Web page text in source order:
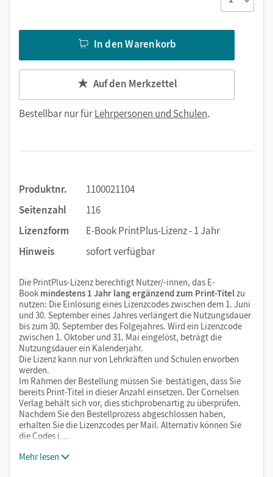
In den Warenkorb
Auf den Merkzettel
Bestellbar nur fürLehrpersonen und Schulen.
Produktnr.
1100021104
Seitenzahl
116
Lizenzform
E-Book PrintPlus-Lizenz - 1 Jahr
Hinweis
sofort verfügbar
Die PrintPlus-Lizenz berechtigt Nutzer/-innen, das E-
Book mindestens 1 Jahr lang ergänzend zum Print-Titelzu
nutzen: Die Einlösung eines Lizenzcodes zwischen dem 1. Juni
und 30. September eines Jahres verlängert die Nutzungsdauer
bis zum 30. September des Folgejahres. Wird ein Lizenzcode
zwischen 1. Oktober und 31. Mai eingelöst, beträgt die
Nutzungsdauer ein Kalenderjahr.
Die Lizenz kann nur von Lehrkräften und Schulen erworben
werden.
Im Rahmen der Bestellung müssen Sie bestätigen, dass Sie
bereits Print-Titel in dieser Anzahl einsetzen. Der Cornelsen
Verlag behält sich vor, dies stichprobenartig zu überprüfen.
Nachdem Sie den Bestellprozess abgeschlossen haben,
erhalten Sie die Lizenzcodes per Mail. Alternativ können Sie
die Codes j…
Mehr lesen